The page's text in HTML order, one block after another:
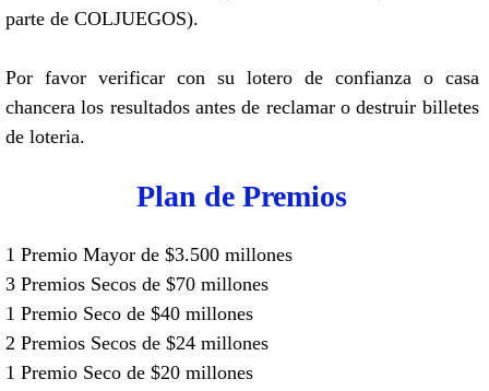
parte de COLJUEGOS).
Por favor verificar con su lotero de confianza o casa
chancera los resultados antes de reclamar o destruir billetes
de loteria.
Plan de Premios
1 Premio Mayor de $3.500 millones
3 Premios Secos de $70 millones
1 Premio Seco de $40 millones
2 Premios Secos de $24 millones
1 Premio Seco de $20 millones